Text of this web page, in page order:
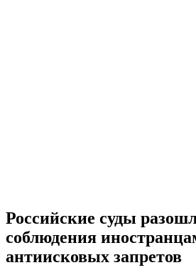
Российские суды
соблюдения
антиисковых запретов